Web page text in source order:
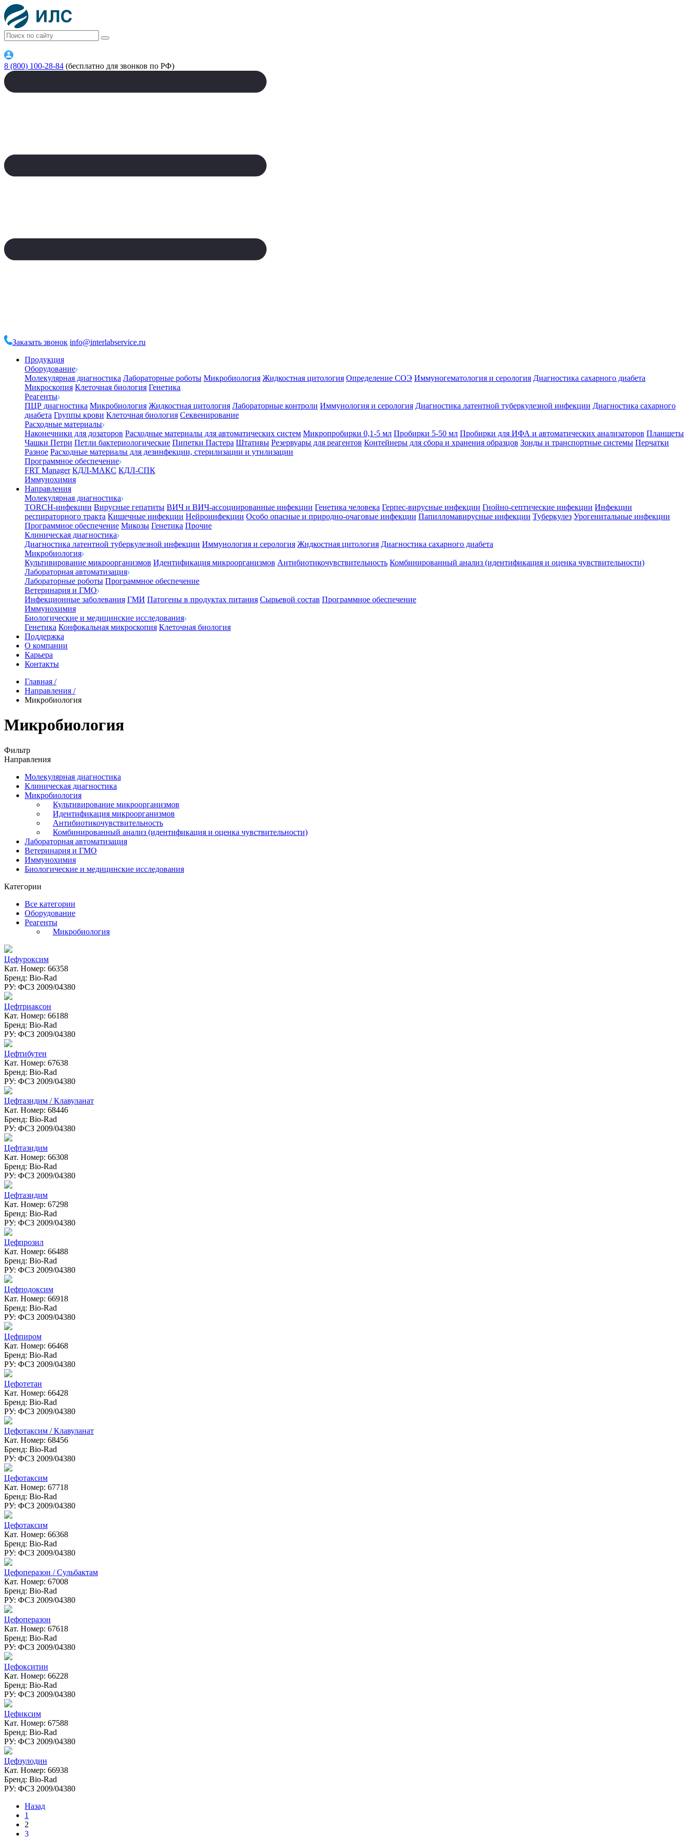
8 (800) 100-28-84 (бесплатно для звонков по РФ)
Заказать звонок info@interlabservice.ru
Продукция
Оборудование
Молекулярная диагностика Лабораторные роботы Микробиология Жидкостная цитология Определение СОЭ Иммуногематология и серология Диагностика сахарного диабета
Микроскопия Клеточная биология Генетика
Реагенты
ПЦР диагностика Микробиология Жидкостная цитология Лабораторные контроли Иммунология и серология Диагностика латентной туберкулезной инфекции Диагностика сахарного
диабета Группы крови Клеточная биология Секвенирование
Расходные материалы
Наконечники для дозаторов Расходные материалы для автоматических систем Микропробирки 0,1-5 мл Пробирки 5-50 мл Пробирки для ИФА и автоматических анализаторов Планшеты
Чашки Петри Петли бактериологические Пипетки Пастера Штативы Резервуары для реагентов Контейнеры для сбора и хранения образцов Зонды и транспортные системы Перчатки
Разное Расходные материалы для дезинфекции, стерилизации и утилизации
Программное обеспечение
FRT Manager КДЛ-МАКС КДЛ-СПК
Иммунохимия
Направления
Молекулярная диагностика
TORCH-инфекции Вирусные гепатиты ВИЧ и ВИЧ-ассоциированные инфекции Генетика человека Герпес-вирусные инфекции Гнойно-септические инфекции Инфекции
респираторного тракта Кишечные инфекции Нейроинфекции Особо опасные и природно-очаговые инфекции Папилломавирусные инфекции Туберкулез Урогенитальные инфекции
Программное обеспечение Микозы Генетика Прочие
Клиническая диагностика
Диагностика латентной туберкулезной инфекции Иммунология и серология Жидкостная цитология Диагностика сахарного диабета
Микробиология
Культивирование микроорганизмов Идентификация микроорганизмов Антибиотикочувствительность Комбинированный анализ (идентификация и оценка чувствительности)
Лабораторная автоматизация
Лабораторные роботы Программное обеспечение
Ветеринария и ГМО
Инфекционные заболевания ГМИ Патогены в продуктах питания Сырьевой состав Программное обеспечение
Иммунохимия
Биологические и медицинские исследования
Генетика Конфокальная микроскопия Клеточная биология
Поддержка
О компании
Карьера
Контакты
Главная /
Направления /
Микробиология
Микробиология
Фильтр
Направления
Молекулярная диагностика
Клиническая диагностика
Микробиология
Культивирование микроорганизмов
Идентификация микроорганизмов
Антибиотикочувствительность
Комбинированный анализ (идентификация и оценка чувствительности)
Лабораторная автоматизация
Ветеринария и ГМО
Иммунохимия
Биологические и медицинские исследования
Категории
Все категории
Оборудование
Реагенты
Микробиология
Цефуроксим
Кат. Номер: 66358
Бренд: Bio-Rad
РУ: ФСЗ 2009/04380
Цефтриаксон
Кат. Номер: 66188
Бренд: Bio-Rad
РУ: ФСЗ 2009/04380
Цефтибутен
Кат. Номер: 67638
Бренд: Bio-Rad
РУ: ФСЗ 2009/04380
Цефтазидим / Клавуланат
Кат. Номер: 68446
Бренд: Bio-Rad
РУ: ФСЗ 2009/04380
Цефтазидим
Кат. Номер: 66308
Бренд: Bio-Rad
РУ: ФСЗ 2009/04380
Цефтазидим
Кат. Номер: 67298
Бренд: Bio-Rad
РУ: ФСЗ 2009/04380
Цефпрозил
Кат. Номер: 66488
Бренд: Bio-Rad
РУ: ФСЗ 2009/04380
Цефподоксим
Кат. Номер: 66918
Бренд: Bio-Rad
РУ: ФСЗ 2009/04380
Цефпиром
Кат. Номер: 66468
Бренд: Bio-Rad
РУ: ФСЗ 2009/04380
Цефотетан
Кат. Номер: 66428
Бренд: Bio-Rad
РУ: ФСЗ 2009/04380
Цефотаксим / Клавуланат
Кат. Номер: 68456
Бренд: Bio-Rad
РУ: ФСЗ 2009/04380
Цефотаксим
Кат. Номер: 67718
Бренд: Bio-Rad
РУ: ФСЗ 2009/04380
Цефотаксим
Кат. Номер: 66368
Бренд: Bio-Rad
РУ: ФСЗ 2009/04380
Цефоперазон / Сульбактам
Кат. Номер: 67008
Бренд: Bio-Rad
РУ: ФСЗ 2009/04380
Цефоперазон
Кат. Номер: 67618
Бренд: Bio-Rad
РУ: ФСЗ 2009/04380
Цефокситин
Кат. Номер: 66228
Бренд: Bio-Rad
РУ: ФСЗ 2009/04380
Цефиксим
Кат. Номер: 67588
Бренд: Bio-Rad
РУ: ФСЗ 2009/04380
Цефзулодин
Кат. Номер: 66938
Бренд: Bio-Rad
РУ: ФСЗ 2009/04380
Назад
1
2
3